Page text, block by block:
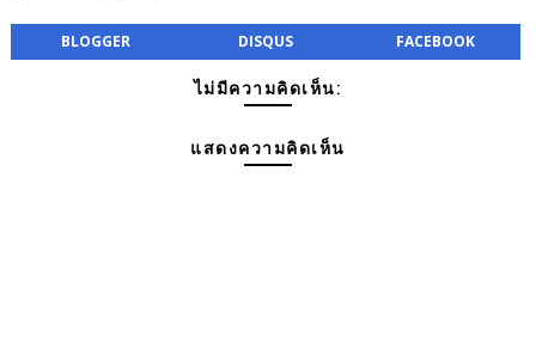
BLOGGER DISQUS FACEBOOK
ไม่มีความคิดเห็น:
แสดงความคิดเห็น